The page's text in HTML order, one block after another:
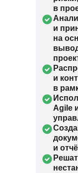
в
и
на
и
в
Agile
и